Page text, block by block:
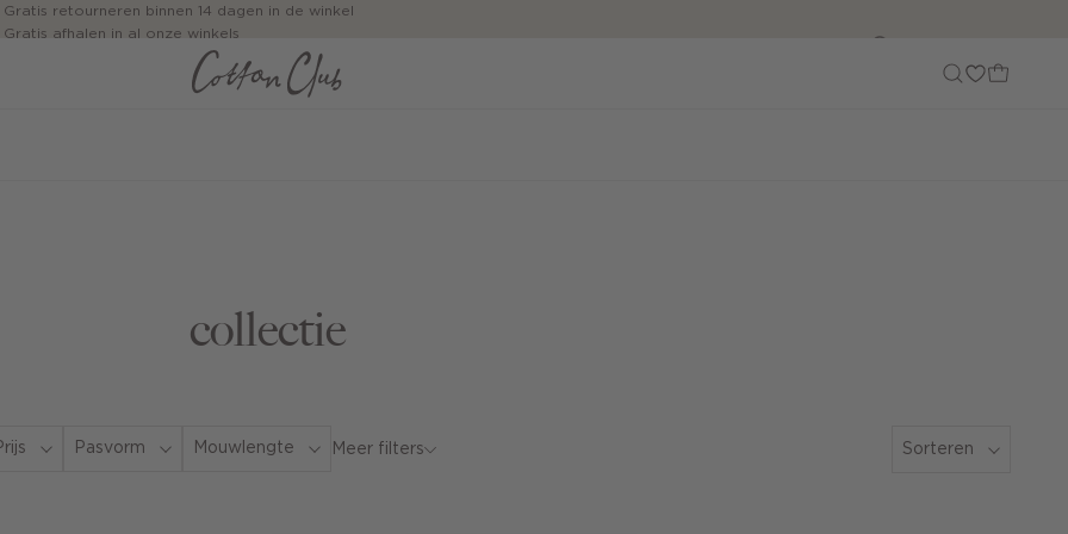
Gratis retourneren binnen 14 dagen in de winkel
Gratis afhalen in al onze winkels
Jouw bestelling wordt binnen 1 tot 5 dagen bezorgd
Betaal zoals jij wilt: o.a. Bancontact, Riverty, Apple pay & creditcard
collectie
Pasvorm Mouwlengte Sorteren
Meer filters